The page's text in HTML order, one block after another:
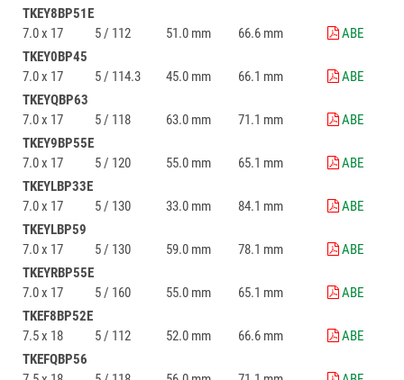
TKEY8BP51E
7.0 x 17
5 / 112 51.0 mm 66.6 mm
ABE
TKEY0BP45
7.0 x 17
5 / 114.3 45.0 mm 66.1 mm
ABE
TKEYQBP63
7.0 x 17
5 / 118 63.0 mm 71.1 mm
ABE
TKEY9BP55E
7.0 x 17
5 / 120 55.0 mm 65.1 mm
ABE
TKEYLBP33E
7.0 x 17
5 / 130 33.0 mm 84.1 mm
ABE
TKEYLBP59
7.0 x 17
5 / 130 59.0 mm 78.1 mm
ABE
TKEYRBP55E
7.0 x 17
5 / 160 55.0 mm 65.1 mm
ABE
TKEF8BP52E
7.5 x 18
5 / 112 52.0 mm 66.6 mm
ABE
TKEFQBP56